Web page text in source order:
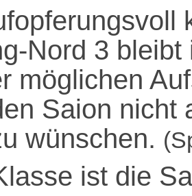
Nord 3
möglichen
Saion nicht
wünschen.
ist die